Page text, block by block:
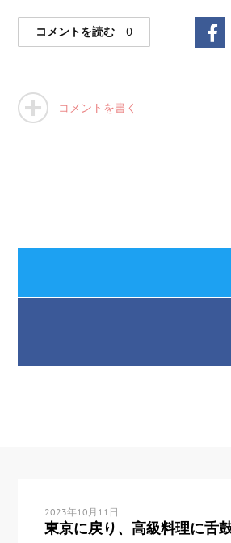
コメントを読む 0
コメントを書く
2023年10月11日
東京に戻り、高級料理に舌